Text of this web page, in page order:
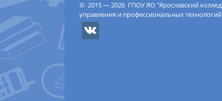
© 2015 — 2026 ГПОУ ЯО "Ярославский
управления и профессиональных